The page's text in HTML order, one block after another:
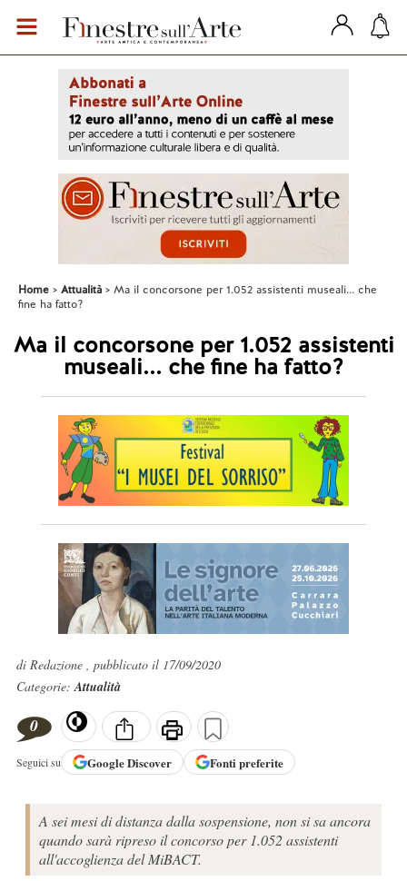
Home Attualità
Ma il concorsone per 1.052 assistenti museali... che
fine ha fatto?
Ma il concorsone per 1.052 assistenti
museali... che fine ha fatto?
di Redazione , pubblicato il 17/09/2020
Categorie:Attualità
0
Seguici su GoogleDiscover Fonti preferite
A sei mesi di distanza dalla sospensione, non si sa ancora
quando sarà ripreso il concorso per 1.052 assistenti
all'accoglienza del MiBACT.